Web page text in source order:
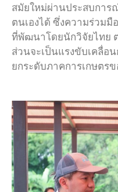
สมัยใหม่ผ่านประสบการ
ตนเองได้ ซึ่งความร่วมมื
ที่พัฒนาโดยนักวิจัยไทย
ส่วนจะเป็นแรงขับเคลื่อ
ยกระดับภาคการเกษตร